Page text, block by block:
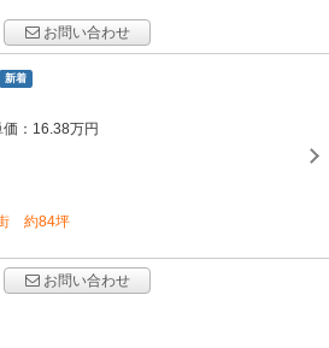
お問い合わせ
新着
価：16.38万円
約84坪
お問い合わせ